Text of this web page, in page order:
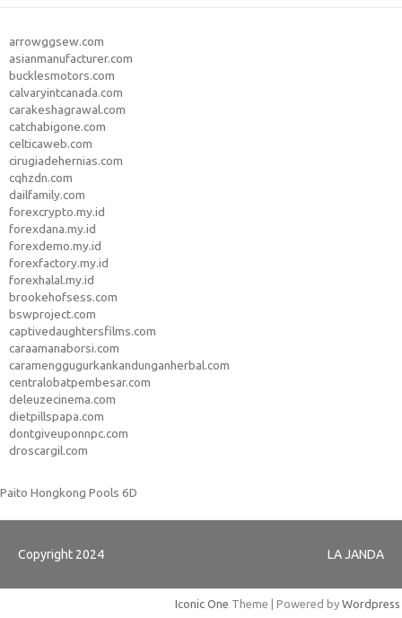
arrowggsew.com
asianmanufacturer.com
bucklesmotors.com
calvaryintcanada.com
carakeshagrawal.com
catchabigone.com
celticaweb.com
cirugiadehernias.com
cqhzdn.com
dailfamily.com
forexcrypto.my.id
forexdana.my.id
forexdemo.my.id
forexfactory.my.id
forexhalal.my.id
brookehofsess.com
bswproject.com
captivedaughtersfilms.com
caraamanaborsi.com
caramenggugurkankandunganherbal.com
centralobatpembesar.com
deleuzecinema.com
dietpillspapa.com
dontgiveuponnpc.com
droscargil.com
Paito Hongkong Pools 6D
Copyright 2024 LA JANDA
Iconic One Theme | Powered by Wordpress